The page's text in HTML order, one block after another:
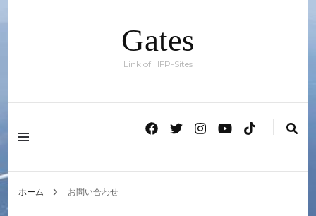
Gates
Link of HFP-Sites
ホーム お問い合わせ